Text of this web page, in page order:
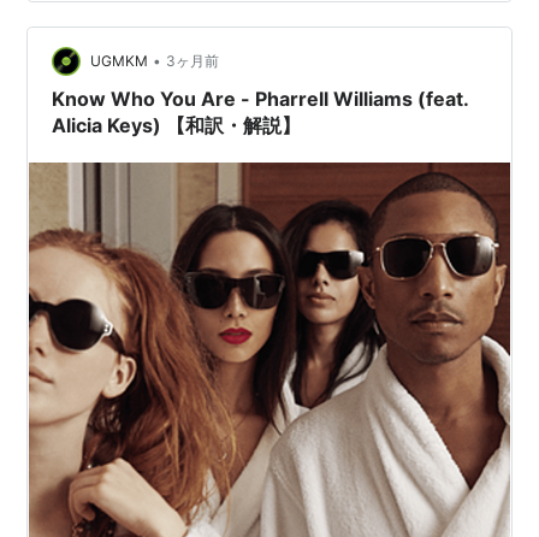
を指す言葉。The Neptunes時代から培ってきた彼のシグ
ネチャーである、裏打ちの効いたカッティングギターと
跳ねるよう…
UGMKM • 3ヶ月前
Know Who You Are - Pharrell Williams (feat.
Alicia Keys) 【和訳・解説】